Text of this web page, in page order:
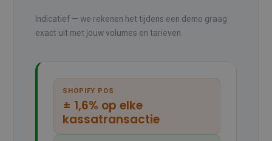
Indicatief — we rekenen het tijdens een demo graag
exact uit met jouw volumes en tarieven.
SHOPIFY POS
± 1,6% op elke
kassatransactie